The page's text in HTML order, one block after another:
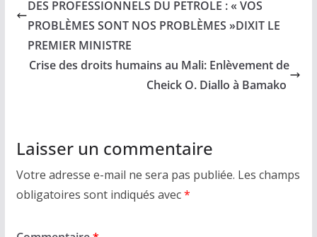
DES PROFESSIONNELS DU PETROLE : « VOS
PROBLÈMES SONT NOS PROBLÈMES »DIXIT LE
PREMIER MINISTRE
Crise des droits humains au Mali: Enlèvement de
Cheick O. Diallo à Bamako
Laisser un commentaire
Votre adresse e-mail ne sera pas publiée. Les champs
obligatoires sont indiqués avec*